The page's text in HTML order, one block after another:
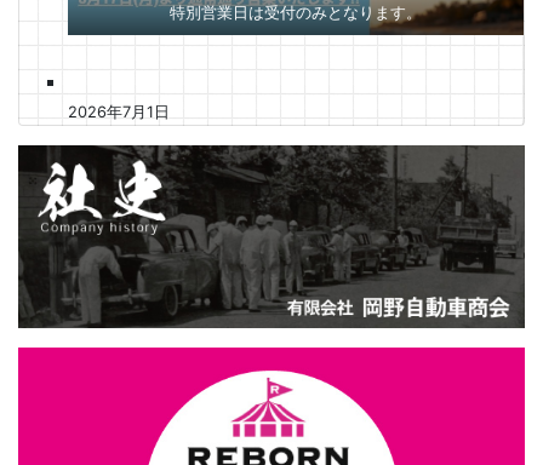
特別営業日は受付のみとなります。
2026年7月1日